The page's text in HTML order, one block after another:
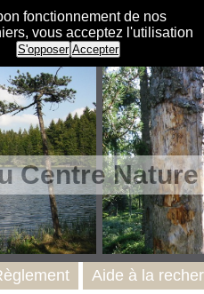
fonctionnement de nos
vous acceptez l'utilisation
S'opposer Accepter
Centre
Aide à la